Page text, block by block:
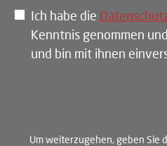
Ich habe die
Kenntnis genommen
und bin mit ihnen
Um weiterzugehen, geben Sie